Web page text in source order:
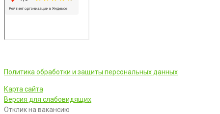
Политика обработки и защиты персональных данных
Карта сайта
Версия для слабовидящих
Отклик на вакансию